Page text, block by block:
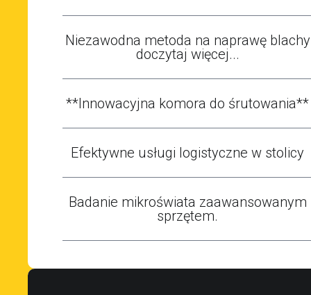
Niezawodna metoda na naprawę blachy
doczytaj więcej...
**Innowacyjna komora do śrutowania**
Efektywne usługi logistyczne w stolicy
Badanie mikroświata zaawansowanym
sprzętem.